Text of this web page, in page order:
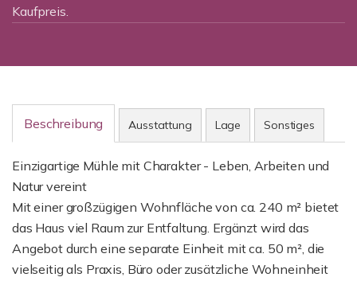
Kaufpreis.
Beschreibung Ausstattung Lage Sonstiges
Einzigartige Mühle mit Charakter - Leben, Arbeiten und
Natur vereint
Mit einer großzügigen Wohnfläche von ca. 240 m² bietet
das Haus viel Raum zur Entfaltung. Ergänzt wird das
Angebot durch eine separate Einheit mit ca. 50 m², die
vielseitig als Praxis, Büro oder zusätzliche Wohneinheit